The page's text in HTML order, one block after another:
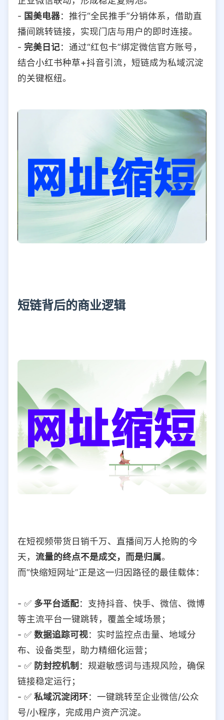
- 国美电器：推行“全民推手”分销体系，借助直
播间跳转链接，实现门店与用户的即时连接。
- 完美日记：通过“红包卡”绑定微信官方账号，
结合小红书种草+抖音引流，短链成为私域沉淀
的关键枢纽。
短链背后的商业逻辑
在短视频带货日销千万、直播间万人抢购的今
天， 流量的终点不是成交，而是归属。
而“快缩短网址”正是这一归因路径的最佳载体：
- ✅ 多平台适配：支持抖音、快手、微信、微博
等主流平台一键跳转，覆盖全域场景；
- ✅ 数据追踪可视：实时监控点击量、地域分
布、设备类型，助力精细化运营；
- ✅ 防封控机制 ：规避敏感词与违规风险，确保
链接稳定运行；
- ✅ 私域沉淀闭环：一键跳转至企业微信/公众
号/小程序，完成用户资产沉淀。